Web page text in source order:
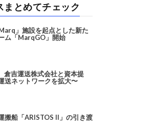
まとめてチェック
」施設を起点とした新た
ム「MarqGO」開始
吉運送株式会社と資本提
送ネットワークを拡大〜
搬船「ARISTOS II」の引き渡